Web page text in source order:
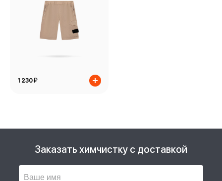
1 230й
Заказать химчистку с доставкой